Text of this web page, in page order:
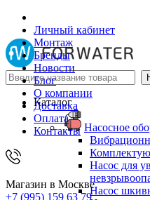
Личный кабинет
Монтаж
Бренды
Новости
Блог
О компании
Доставка
Оплата
Контакты
Магазин в Москве
+7 (995) 159 63 79
Каталог
Насосное
Насос для
Насос